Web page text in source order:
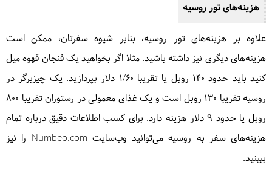
هزینه‌های تور روسیه
علاوه بر هزینه‌های تور روسیه، بنابر شیوه سفرتان، ممکن است
هزینه‌های دیگری نیز داشته باشید. مثلا اگر بخواهید یک فنجان قهوه میل
کنید باید حدود 140 روبل یا تقریبا 1/60 دلار بپردازید. یک چیزبرگر در
روسیه تقریبا 130 روبل است و یک غذای معمولی در رستوران تقریبا 800
روبل یا حدود 9 دلار هزینه دارد. برای کسب اطلاعات دقیق درباره تمام
هزینه‌های سفر به روسیه می‌توانید وب‌سایت Numbeo.com را نیز
ببینید.